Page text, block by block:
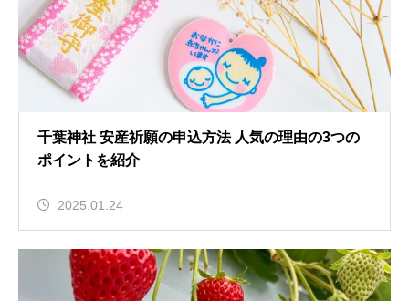
千葉神社 安産祈願の申込方法 人気の理由の3つの
ポイントを紹介
2025.01.24